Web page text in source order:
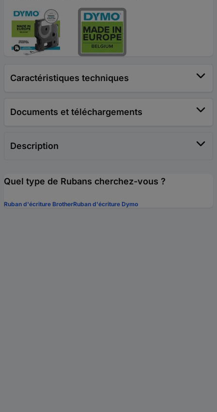
Caractéristiques techniques
Documents et téléchargements
Description
Quel type de Rubans cherchez-vous ?
Ruban d'écriture BrotherRuban d'écriture Dymo